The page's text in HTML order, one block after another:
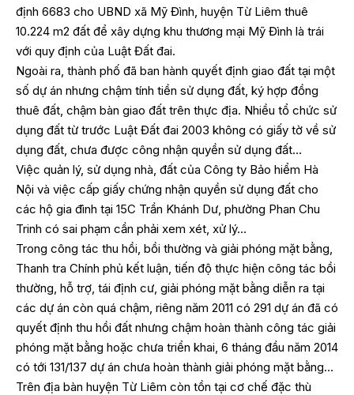
định 6683 cho UBND xã Mỹ Đình, huyện Từ Liêm thuê
10.224 m2 đất để xây dựng khu thương mại Mỹ Đình là trái
với quy định của Luật Đất đai.
Ngoài ra, thành phố đã ban hành quyết định giao đất tại một
số dự án nhưng chậm tính tiền sử dụng đất, ký hợp đồng
thuê đất, chậm bàn giao đất trên thực địa. Nhiều tổ chức sử
dụng đất từ trước Luật Đất đai 2003 không có giấy tờ về sử
dụng đất, chưa được công nhận quyền sử dụng đất…
Việc quản lý, sử dụng nhà, đất của Công ty Bảo hiểm Hà
Nội và việc cấp giấy chứng nhận quyền sử dụng đất cho
các hộ gia đình tại 15C Trần Khánh Dư, phường Phan Chu
Trinh có sai phạm cần phải xem xét, xử lý…
Trong công tác thu hồi, bồi thường và giải phóng mặt bằng,
Thanh tra Chính phủ kết luận, tiến độ thực hiện công tác bồi
thường, hỗ trợ, tái định cư, giải phóng mặt bằng diễn ra tại
các dự án còn quá chậm, riêng năm 2011 có 291 dự án đã có
quyết định thu hồi đất nhưng chậm hoàn thành công tác giải
phóng mặt bằng hoặc chưa triển khai, 6 tháng đầu năm 2014
có tới 131/137 dự án chưa hoàn thành giải phóng mặt bằng…
Trên địa bàn huyện Từ Liêm còn tồn tại cơ chế đặc thù